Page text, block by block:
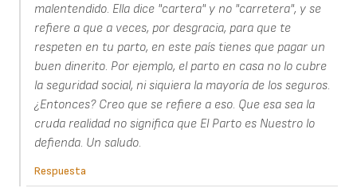
malentendido. Ella dice "cartera" y no "carretera", y se
refiere a que a veces, por desgracia, para que te
respeten en tu parto, en este país tienes que pagar un
buen dinerito. Por ejemplo, el parto en casa no lo cubre
la seguridad social, ni siquiera la mayoría de los seguros.
¿Entonces? Creo que se refiere a eso. Que esa sea la
cruda realidad no significa que El Parto es Nuestro lo
defienda. Un saludo.
Respuesta